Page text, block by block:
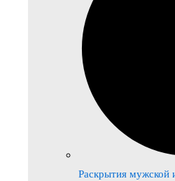
Раскрытия мужской